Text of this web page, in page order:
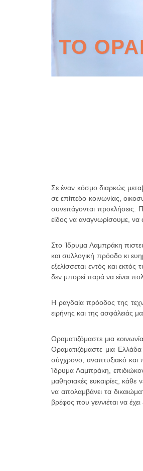
ΤΟ
Σε έναν κόσμο διαρκώς
σε επίπεδο κοινωνίας,
συνεπάγονται προκλήσεις.
είδος να αναγνωρίσουμε, να
Στο Ίδρυμα Λαμπράκη
και συλλογική πρόοδο κι
εξελίσσεται εντός και
δεν μπορεί παρά να είναι
Η ραγδαία πρόοδος της
ειρήνης και της ασφάλειάς
Οραματιζόμαστε μια
Οραματιζόμαστε μια
σύγχρονο, αναπτυξιακό
Ίδρυμα Λαμπράκη,
μαθησιακές ευκαιρίες, κάθε
να απολαμβάνει τα
βρέφος που γεννιέται να